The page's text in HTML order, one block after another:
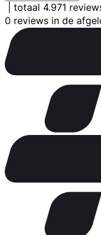
totaal 4.971
0 reviews in de